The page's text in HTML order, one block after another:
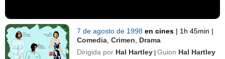
7 de agosto de 1998en cines | 1h 45min |
Comedia ,Crimen
Drama
Dirigida por Hal Hartley | Guion Hal Hartley